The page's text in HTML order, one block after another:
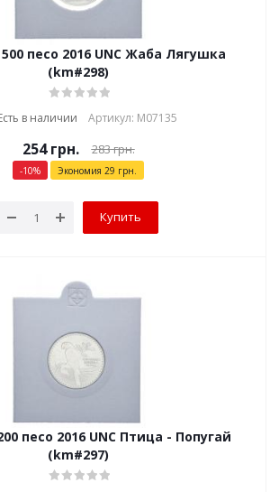
песо 2016 UNC Жаба Лягушка
(km#298)
в наличии Артикул: М07135
254грн. 283грн.
-10% Экономия 29 грн.
Купить
песо 2016 UNC Птица - Попугай
(km#297)